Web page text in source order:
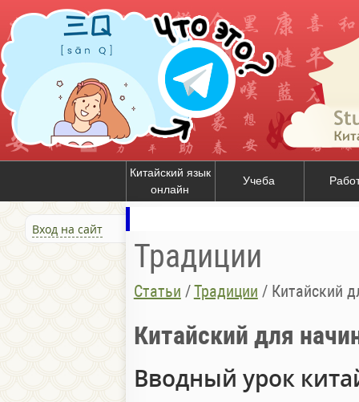
Китайский язык
онлайн
Учеба
Вход на сайт
Традиции
Статьи /Традиции / Китайский
Китайский для
Вводный урок